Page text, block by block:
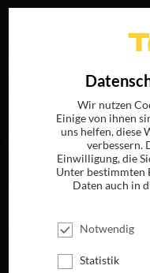
folgende Treffer
Wir nutzen
Einige von ihnen
uns helfen, diese
verbessern.
Einwilligung, die
Unter bestimmten
Daten auch in
Notwendig
Statistik